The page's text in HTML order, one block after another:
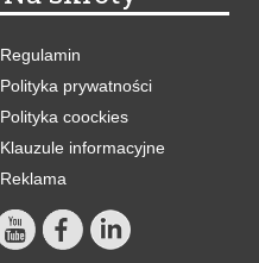
Regulamin
Polityka prywatności
Polityka coockies
Klauzule informacyjne
Reklama